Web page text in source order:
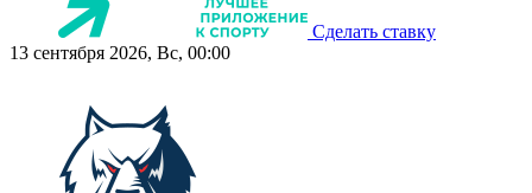
Сделать ставку
13 сентября 2026, Вс, 00:00